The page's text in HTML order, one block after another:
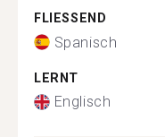
FLIESSEND
Spanisch
LERNT
Englisch